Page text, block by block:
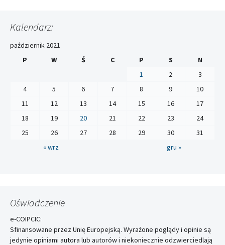
Kalendarz:
październik 2021
P
W Ś C P S
N
1
2
3
4
5 6 7 8 9
10
11
12 13 14 15 16
17
18
19 20 21 22 23
24
25
26 27 28 29 30
31
« wrz
gru »
Oświadczenie
e-COIPCIC:
Sfinansowane przez Unię Europejską. Wyrażone poglądy i opinie są
jedynie opiniami autora lub autorów i niekoniecznie odzwierciedlają